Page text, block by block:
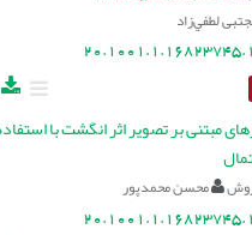
لطفي‌زاد
مبتنی بر تصویر اثر انگشت با استفاده
محسن محمدپور